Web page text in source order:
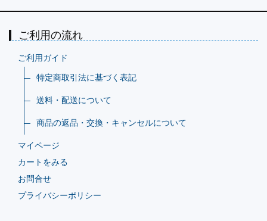
ご利用の流れ
ご利用ガイド
特定商取引法に基づく表記
送料・配送について
商品の返品・交換・キャンセルについて
マイページ
カートをみる
お問合せ
プライバシーポリシー